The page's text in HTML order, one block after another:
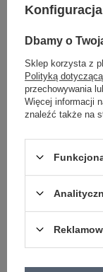
Turkusowa spódnica ze
ekologicznej Gerrie
Zaloguj się i zobacz
Dbamy o
Sklep korzysta z
Polityką
przechowywania
Więcej informacji
znaleźć także na